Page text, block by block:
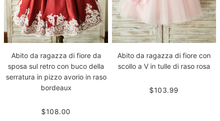
Abito da ragazza di fiore da
sposa sul retro con buco della
serratura in pizzo avorio in raso
bordeaux
$108.00
Abito da ragazza di fiore con
scollo a V in tulle di raso rosa
$103.99